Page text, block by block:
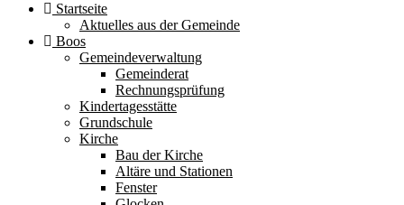
Startseite
Aktuelles aus der Gemeinde
Boos
Gemeindeverwaltung
Gemeinderat
Rechnungsprüfung
Kindertagesstätte
Grundschule
Kirche
Bau der Kirche
Altäre und Stationen
Fenster